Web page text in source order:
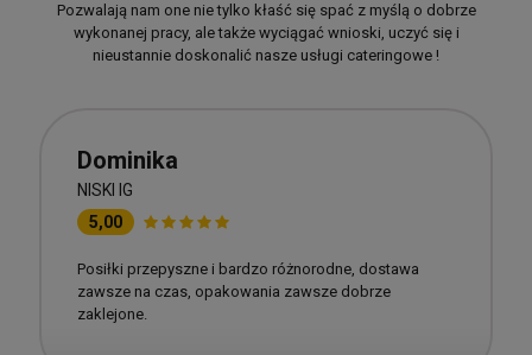
Pozwalają nam one nie tylko kłaść się spać z myślą o dobrze
wykonanej pracy, ale także wyciągać wnioski, uczyć się i
nieustannie doskonalić nasze usługi cateringowe !
Dominika
NISKI IG
5,00
Posiłki przepyszne i bardzo różnorodne, dostawa
zawsze na czas, opakowania zawsze dobrze
zaklejone.